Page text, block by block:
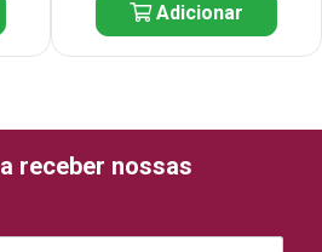
Adicionar
receber nossas